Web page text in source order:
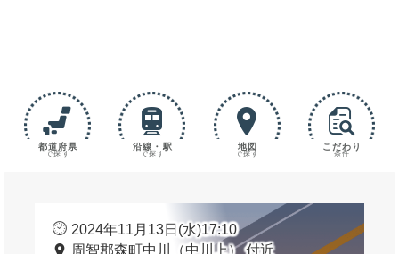
都道府県
で探す
沿線・駅
で探す
地図
で探す
こだわり
条件
2024年11月13日(水)17:10
周智郡森町中川（中川上） 付近